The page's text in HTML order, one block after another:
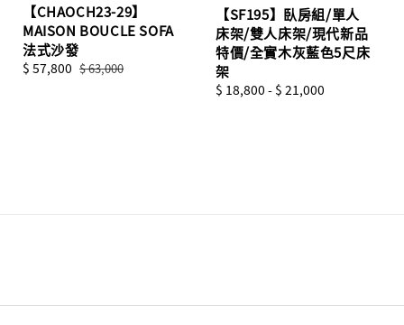
【CHAOCH23-29】
MAISON BOUCLE SOFA
法式沙發
Sale
$ 57,800 Regular
$ 63,000
【SF195】臥房組/單人
床架/雙人床架/現代新品
特價/全實木灰藍色5尺床
架
Regular
$ 18,800 - $ 21,000